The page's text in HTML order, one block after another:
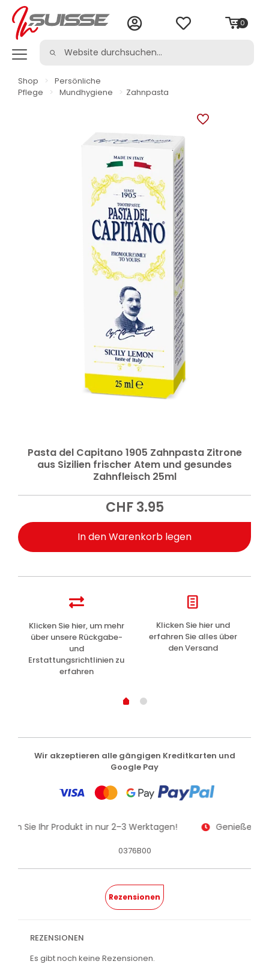
0
Shop >
Persönliche
Pflege
> Mundhygiene > Zahnpasta
Pasta del Capitano 1905 Zahnpasta Zitrone
aus Sizilien frischer Atem und gesundes
Zahnfleisch 25ml
CHF3.95
In den Warenkorb legen
Klicken Sie hier, um mehr
über unsere Rückgabe-
und
Erstattungsrichtlinien zu
erfahren
Klicken Sie hier und
erfahren Sie alles über
den Versand
Wir akzeptieren alle gängigen Kreditkarten und
Google Pay
Sie Ihr Produkt in nur 2–3 Werktagen! Genießen
0376B00
Rezensionen
REZENSIONEN
Es gibt noch keine Rezensionen.